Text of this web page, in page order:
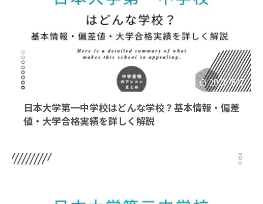
2026/6/7
日本大学第一中学校はどんな学校？基本情報・偏差
値・大学合格実績を詳しく解説